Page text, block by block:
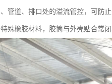
管道、排口处的溢流管控，可防止
殊橡胶材料，胶筒与外壳贴合常闭